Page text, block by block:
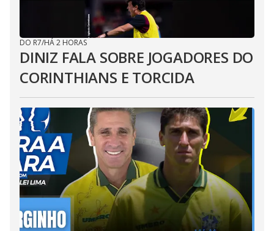
DO R7/HÁ 2 HORAS
DINIZ FALA SOBRE JOGADORES DO
CORINTHIANS E TORCIDA